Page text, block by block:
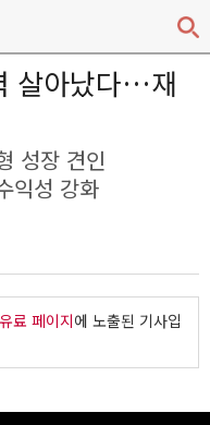
살아났다…재
성장 견인
익성 강화
유료 페이지에 노출된 기사입